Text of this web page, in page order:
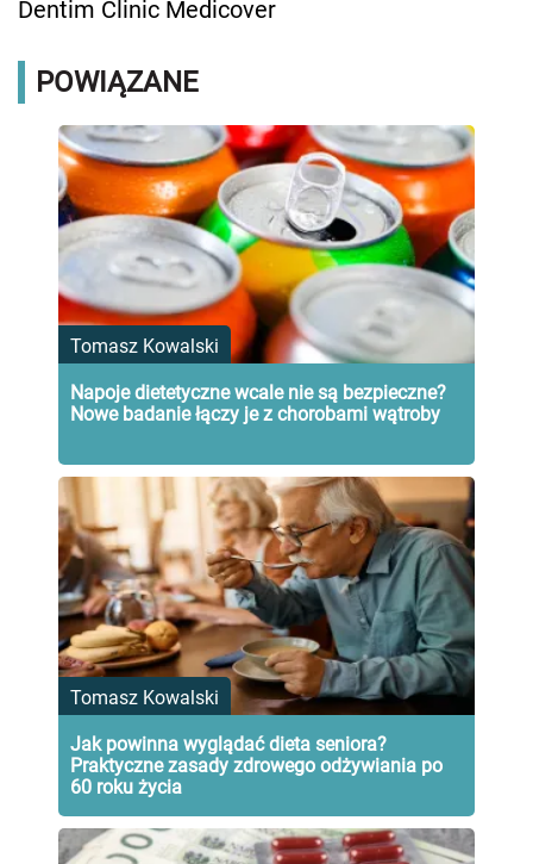
Dentim Clinic Medicover
POWIĄZANE
Tomasz Kowalski
Napoje dietetyczne wcale nie są bezpieczne?
Nowe badanie łączy je z chorobami wątroby
Tomasz Kowalski
Jak powinna wyglądać dieta seniora?
Praktyczne zasady zdrowego odżywiania po
60 roku życia